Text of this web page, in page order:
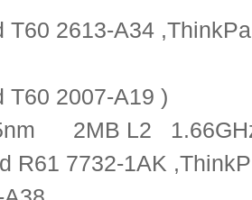
2613-A34
2007-A19 )
2MB L2
R61 7732-1AK